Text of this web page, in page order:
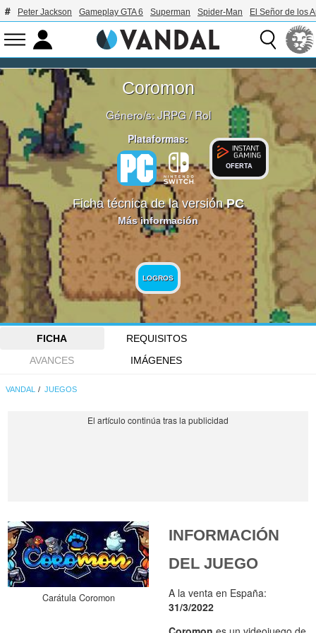
Peter Jackson Gameplay GTA 6 Superman Spider-Man El Señor de los
Coromon
Género/s:JRPG/Rol
Plataformas:
OFERTA
Ficha técnica de la versiónPC
Más información
LOGROS
FICHA
REQUISITOS
AVANCES
IMÁGENES
VANDAL JUEGOS
Carátula Coromon
INFORMACIÓN
DEL JUEGO
A la venta en España:
31/3/2022